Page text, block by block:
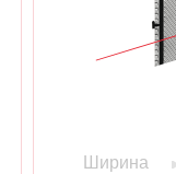
Ширина